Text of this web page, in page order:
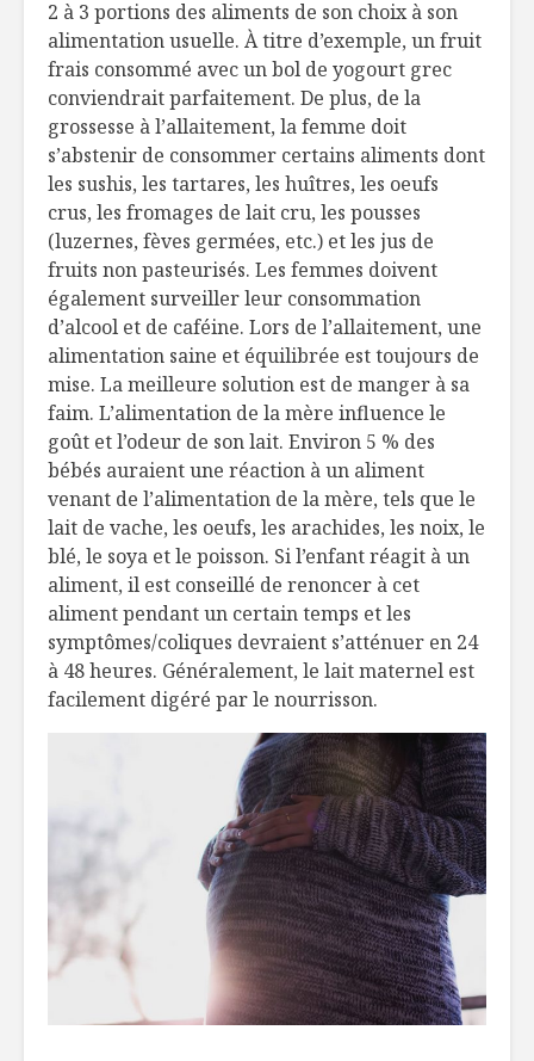
2 à 3 portions des aliments de son choix à son
alimentation usuelle. À titre d’exemple, un fruit
frais consommé avec un bol de yogourt grec
conviendrait parfaitement. De plus, de la
grossesse à l’allaitement, la femme doit
s’abstenir de consommer certains aliments dont
les sushis, les tartares, les huîtres, les oeufs
crus, les fromages de lait cru, les pousses
(luzernes, fèves germées, etc.) et les jus de
fruits non pasteurisés. Les femmes doivent
également surveiller leur consommation
d’alcool et de caféine. Lors de l’allaitement, une
alimentation saine et équilibrée est toujours de
mise. La meilleure solution est de manger à sa
faim. L’alimentation de la mère influence le
goût et l’odeur de son lait. Environ 5 % des
bébés auraient une réaction à un aliment
venant de l’alimentation de la mère, tels que le
lait de vache, les oeufs, les arachides, les noix, le
blé, le soya et le poisson. Si l’enfant réagit à un
aliment, il est conseillé de renoncer à cet
aliment pendant un certain temps et les
symptômes/coliques devraient s’atténuer en 24
à 48 heures. Généralement, le lait maternel est
facilement digéré par le nourrisson.